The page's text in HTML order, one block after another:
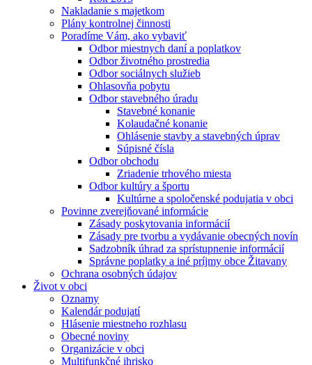
Nakladanie s majetkom
Plány kontrolnej činnosti
Poradíme Vám, ako vybaviť
Odbor miestnych daní a poplatkov
Odbor životného prostredia
Odbor sociálnych služieb
Ohlasovňa pobytu
Odbor stavebného úradu
Stavebné konanie
Kolaudačné konanie
Ohlásenie stavby a stavebných úprav
Súpisné čísla
Odbor obchodu
Zriadenie trhového miesta
Odbor kultúry a športu
Kultúrne a spoločenské podujatia v obci
Povinne zverejňované informácie
Zásady poskytovania informácií
Zásady pre tvorbu a vydávanie obecných novín
Sadzobník úhrad za sprístupnenie informácií
Správne poplatky a iné príjmy obce Žitavany
Ochrana osobných údajov
Život v obci
Oznamy
Kalendár podujatí
Hlásenie miestneho rozhlasu
Obecné noviny
Organizácie v obci
Multifunkčné ihrisko